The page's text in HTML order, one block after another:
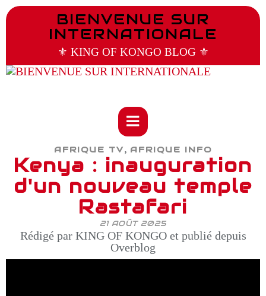
BIENVENUE SUR
INTERNATIONALE
⚜️ KING OF KONGO BLOG ⚜️
AFRIQUE TV, AFRIQUE INFO
Kenya : inauguration
d'un nouveau temple
Rastafari
21 AOÛT 2025
Rédigé par KING OF KONGO et publié depuis
Overblog